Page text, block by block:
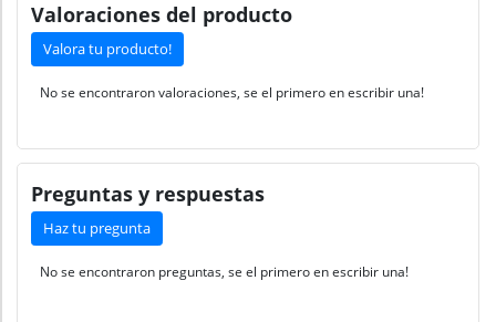
Valoraciones del producto
Valora tu producto!
No se encontraron valoraciones, se el primero en escribir una!
Preguntas y respuestas
Haz tu pregunta
No se encontraron preguntas, se el primero en escribir una!